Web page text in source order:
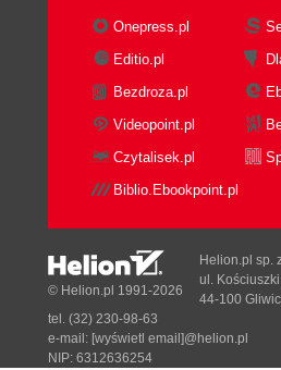
Onepress.pl
Editio.pl
Bezdroza.pl
Videopoint.pl
Czytalisek.pl
Biblio.Ebookpoint.pl
© Helion.pl 1991-2026
Helion.pl sp.
ul.
44-100
tel. (32) 230-98-63
e-mail: [wyświetl email]@helion.pl
NIP: 6312636254